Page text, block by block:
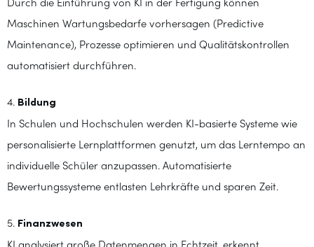
Durch die Einführung von KI in der Fertigung können
Maschinen Wartungsbedarfe vorhersagen (Predictive
Maintenance), Prozesse optimieren und Qualitätskontrollen
automatisiert durchführen.
4. Bildung
In Schulen und Hochschulen werden KI-basierte Systeme wie
personalisierte Lernplattformen genutzt, um das Lerntempo an
individuelle Schüler anzupassen. Automatisierte
Bewertungssysteme entlasten Lehrkräfte und sparen Zeit.
5. Finanzwesen